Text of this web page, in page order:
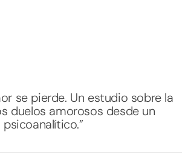
se pierde. Un estudio sobre la
duelos amorosos desde un